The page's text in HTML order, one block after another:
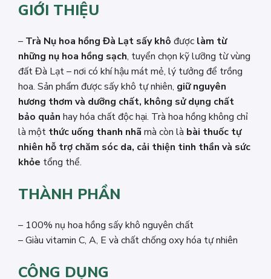
GIỚI THIỆU
– Trà Nụ hoa hồng Đà Lạt sấy khô được làm từ
những nụ hoa hồng sạch, tuyển chọn kỹ lưỡng từ vùng
đất Đà Lạt – nơi có khí hậu mát mẻ, lý tưởng để trồng
hoa. Sản phẩm được sấy khô tự nhiên, giữ nguyên
hương thơm và dưỡng chất, không sử dụng chất
bảo quản hay hóa chất độc hại. Trà hoa hồng không chỉ
là một thức uống thanh nhã mà còn là bài thuốc tự
nhiên hỗ trợ chăm sóc da, cải thiện tinh thần và sức
khỏe tổng thể.
THÀNH PHẦN
– 100% nụ hoa hồng sấy khô nguyên chất
– Giàu vitamin C, A, E và chất chống oxy hóa tự nhiên
CÔNG DỤNG